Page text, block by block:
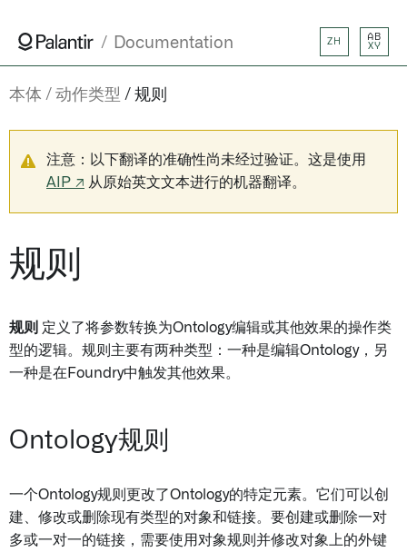
Documentation ZH
AB
XY
本体 动作类型 规则
注意：以下翻译的准确性尚未经过验证。这是使用
AIP ↗ 从原始英文文本进行的机器翻译。
规则
规则 定义了将参数转换为Ontology编辑或其他效果的操作类
型的逻辑。规则主要有两种类型：一种是编辑Ontology，另
一种是在Foundry中触发其他效果。
Ontology规则
一个Ontology规则更改了Ontology的特定元素。它们可以创
建、修改或删除现有类型的对象和链接。要创建或删除一对
多或一对一的链接，需要使用对象规则并修改对象上的外键